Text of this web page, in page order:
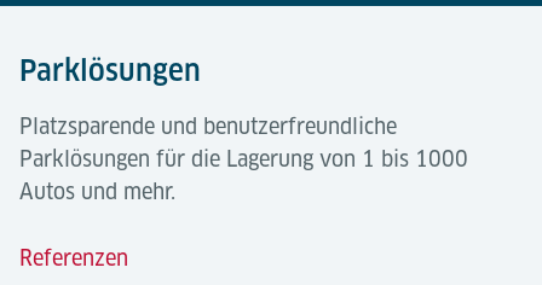
Parklösungen
Platzsparende und benutzerfreundliche
Parklösungen für die Lagerung von 1 bis 1000
Autos und mehr.
Referenzen